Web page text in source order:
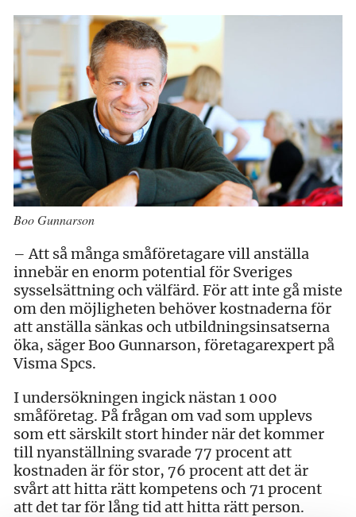
Boo Gunnarson
– Att så många småföretagare vill anställa
innebär en enorm potential för Sveriges
sysselsättning och välfärd. För att inte gå miste
om den möjligheten behöver kostnaderna för
att anställa sänkas och utbildningsinsatserna
öka, säger Boo Gunnarson, företagarexpert på
Visma Spcs.
I undersökningen ingick nästan 1 000
småföretag. På frågan om vad som upplevs
som ett särskilt stort hinder när det kommer
till nyanställning svarade 77 procent att
kostnaden är för stor, 76 procent att det är
svårt att hitta rätt kompetens och 71 procent
att det tar för lång tid att hitta rätt person.